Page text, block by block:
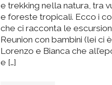
e trekking nella natura, tra
e foreste tropicali. Ecco i
che ci racconta le
Reunion con bambini (lei ci
Lorenzo e Bianca che
e […]